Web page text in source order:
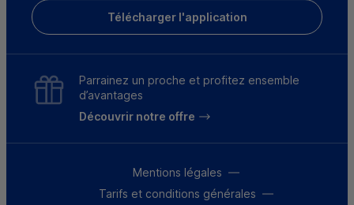
Télécharger l'application
Parrainez un proche et profitez ensemble
d’avantages
Découvrir notre offre
Mentions légales
Tarifs et conditions générales